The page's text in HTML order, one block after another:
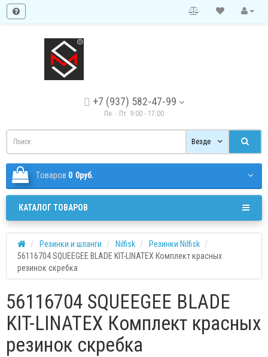
+7 (937) 582-47-99
Пн. - Пт. 9:00 - 17:00
Везде
Tоваров 0 0руб.
КАТАЛОГ ТОВАРОВ
Резинки и шланги Nilfisk
Резинки Nilfisk
56116704 SQUEEGEE BLADE KIT-LINATEX Комплект красных
резинок скребка
56116704 SQUEEGEE BLADE
KIT-LINATEX Комплект красных
резинок скребка